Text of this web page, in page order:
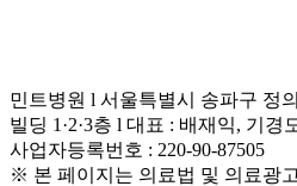
민트병원 l 서울특별시 송파구 정
빌딩 1·2·3층 l 대표 : 배재익, 기
사업자등록번호 : 220-90-87505
※ 본 페이지는 의료법 및 의료광